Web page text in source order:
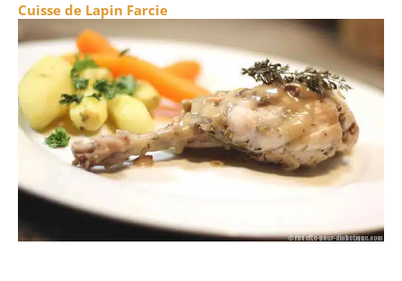
Cuisse de Lapin Farcie